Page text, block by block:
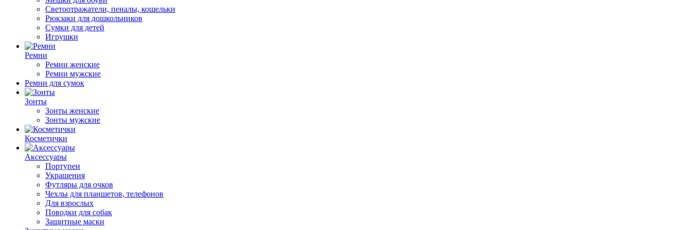
Светоотражатели, пеналы, кошельки
Рюкзаки для дошкольников
Сумки для детей
Игрушки
Ремни
Ремни женские
Ремни мужские
Ремни для сумок
Зонты
Зонты женские
Зонты мужские
Косметички
Аксессуары
Портупеи
Украшения
Футляры для очков
Чехлы для планшетов, телефонов
Для взрослых
Поводки для собак
Защитные маски